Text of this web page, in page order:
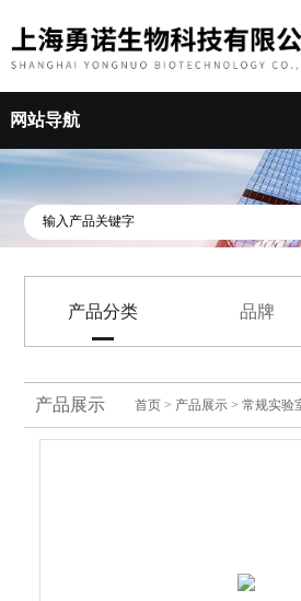
网站导航
产品分类 品牌
产品展示 首页 > 产品展示 >常规实验